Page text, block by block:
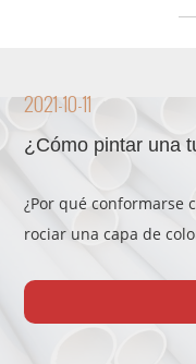
2021-10-11
¿Cómo pintar una
¿Por qué conformarse
rociar una capa de